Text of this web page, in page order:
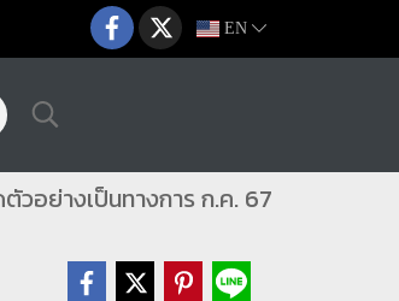
EN
วอย่างเป็นทางการ ก.ค. 67